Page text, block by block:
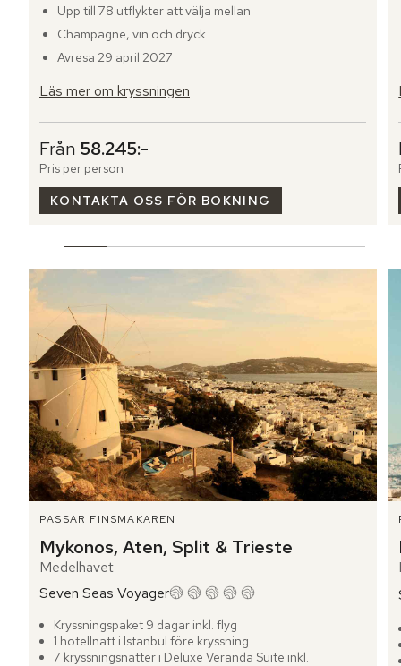
Upp till 78 utflykter att välja mellan
Champagne, vin och dryck
Avresa 29 april 2027
Läs mer om kryssningen
Från 58.245:-
Pris per person
KONTAKTA OSS FÖR BOKNING
PASSAR FINSMAKAREN
Mykonos, Aten, Split & Trieste
Medelhavet
Seven Seas Voyager
Kryssningspaket 9 dagar inkl. flyg
1 hotellnatt i Istanbul före kryssning
7 kryssningsnätter i Deluxe Veranda Suite inkl.